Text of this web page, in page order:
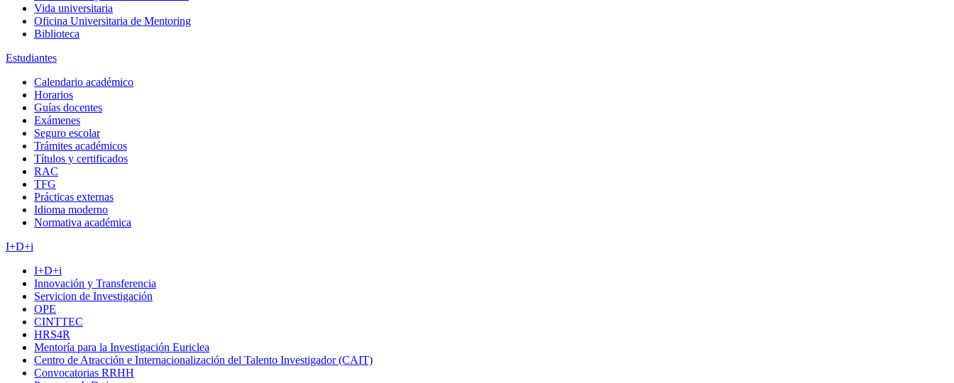
Vida universitaria
Oficina Universitaria de Mentoring
Biblioteca
Estudiantes
Calendario académico
Horarios
Guías docentes
Exámenes
Seguro escolar
Trámites académicos
Títulos y certificados
RAC
TFG
Prácticas externas
Idioma moderno
Normativa académica
I+D+i
I+D+i
Innovación y Transferencia
Servicion de Investigación
OPE
CINTTEC
HRS4R
Mentoría para la Investigación Euriclea
Centro de Atracción e Internacionalización del Talento Investigador (CAIT)
Convocatorias RRHH